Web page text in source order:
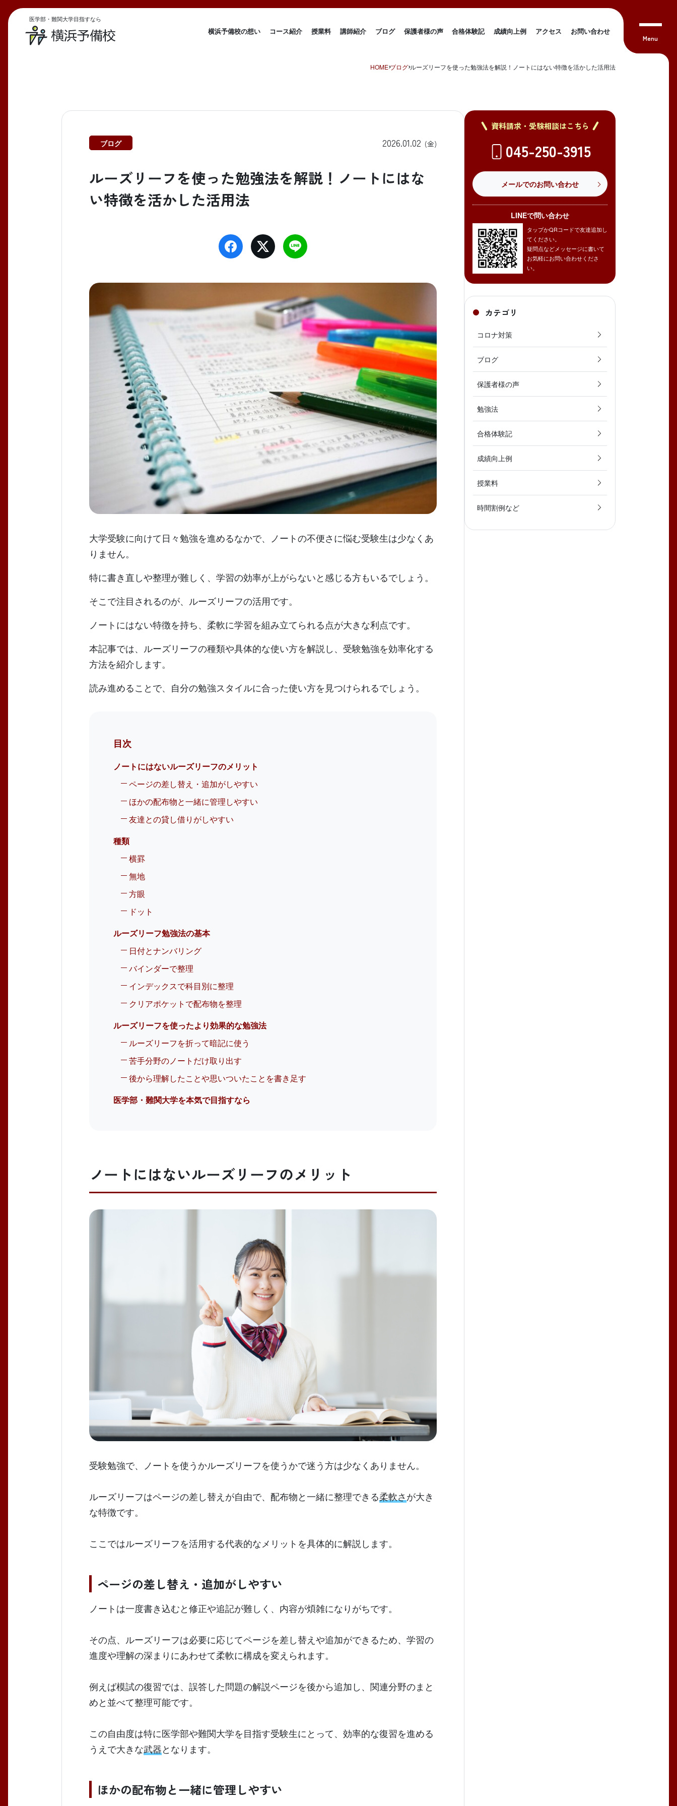
医学部・難関大学目指すなら
横浜予備校の想い コース紹介 授業料 講師紹介 ブログ 保護者様の声 合格体験記 成績向上例 アクセス お問い合わせ
HOME ブログ ルーズリーフを使った勉強法を解説！ノートにはない特徴を活かした活用法
ブログ 2026.01.02 (金)
ルーズリーフを使った勉強法を解説！ノートにはな
い特徴を活かした活用法
大学受験に向けて日々勉強を進めるなかで、ノートの不便さに悩む受験生は少なくあ
りません。
特に書き直しや整理が難しく、学習の効率が上がらないと感じる方もいるでしょう。
そこで注目されるのが、ルーズリーフの活用です。
ノートにはない特徴を持ち、柔軟に学習を組み立てられる点が大きな利点です。
本記事では、ルーズリーフの種類や具体的な使い方を解説し、受験勉強を効率化する
方法を紹介します。
読み進めることで、自分の勉強スタイルに合った使い方を見つけられるでしょう。
目次
ノートにはないルーズリーフのメリット
ページの差し替え・追加がしやすい
ほかの配布物と一緒に管理しやすい
友達との貸し借りがしやすい
種類
横罫
無地
方眼
ドット
ルーズリーフ勉強法の基本
日付とナンバリング
バインダーで整理
インデックスで科目別に整理
クリアポケットで配布物を整理
ルーズリーフを使ったより効果的な勉強法
ルーズリーフを折って暗記に使う
苦手分野のノートだけ取り出す
後から理解したことや思いついたことを書き足す
医学部・難関大学を本気で目指すなら
ノートにはないルーズリーフのメリット
受験勉強で、ノートを使うかルーズリーフを使うかで迷う方は少なくありません。
ルーズリーフはページの差し替えが自由で、配布物と一緒に整理できる柔軟さが大き
な特徴です。
ここではルーズリーフを活用する代表的なメリットを具体的に解説します。
ページの差し替え・追加がしやすい
ノートは一度書き込むと修正や追記が難しく、内容が煩雑になりがちです。
その点、ルーズリーフは必要に応じてページを差し替えや追加ができるため、学習の
進度や理解の深まりにあわせて柔軟に構成を変えられます。
例えば模試の復習では、誤答した問題の解説ページを後から追加し、関連分野のまと
めと並べて整理可能です。
この自由度は特に医学部や難関大学を目指す受験生にとって、効率的な復習を進める
うえで大きな武器となります。
ほかの配布物と一緒に管理しやすい
資料請求・受験相談はこちら
045-250-3915
メールでのお問い合わせ
LINEで問い合わせ
タップかQRコードで友達追加し
てください。
疑問点などメッセージに書いて
お気軽にお問い合わせくださ
い。
カテゴリ
コロナ対策
ブログ
保護者様の声
勉強法
合格体験記
成績向上例
授業料
時間割例など